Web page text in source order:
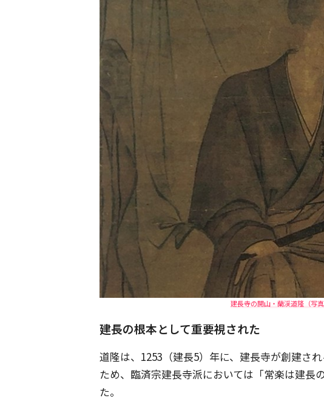
建長寺の開山・蘭渓道隆（写
建長の根本として重要視された
道隆は、1253（建長5）年に、建長寺が創建さ
ため、臨済宗建長寺派においては「常楽は建長
た。